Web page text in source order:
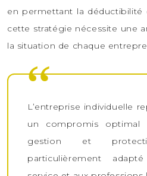
en permettant la déductibilité
cette stratégie nécessite une
la situation de chaque
L’entreprise individuelle
un compromis optimal
gestion et
particulièrement